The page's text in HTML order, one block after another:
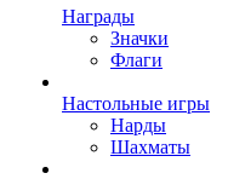
Награды
Значки
Флаги
Настольные игры
Нарды
Шахматы